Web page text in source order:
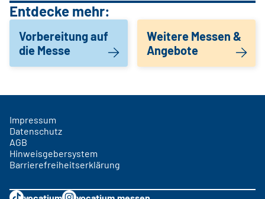
Entdecke mehr:
Vorbereitung auf
die Messe
Weitere Messen &
Angebote
Impressum
Datenschutz
AGB
Hinweisgebersystem
Barrierefreiheitserklärung